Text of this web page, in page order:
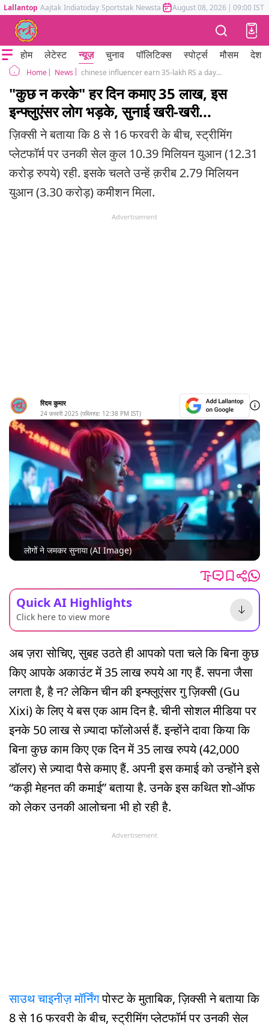
Lallantop Aajtak Indiatoday Sportstak Newstak Mumbai Tak Astrotak
August 08, 2026 | 09:00 IST
होम लेटेस्ट न्यूज़ चुनाव पॉलिटिक्स स्पोर्ट्स मौसम देश
Home News chinese influencer earn 35-lakh RS a day doing nothing
"कुछ न करके" हर दिन कमाए 35 लाख, इस
इन्फ्लुएंसर लोग भड़के, सुनाई खरी-खरी...
ज़िक्सी ने बताया कि 8 से 16 फरवरी के बीच, स्ट्रीमिंग
प्लेटफॉर्म पर उनकी सेल कुल 10.39 मिलियन युआन (12.31
करोड़ रुपये) रही. इसके चलते उन्हें क़रीब 2.79 मिलियन
युआन (3.30 करोड़) कमीशन मिला.
Advertisement
रिदम कुमार
24 फ़रवरी 2025 (पब्लिश्ड: 12:38 PM IST)
लोगों ने जमकर सुनाया (AI Image)
Quick AI Highlights
Click here to view more
अब ज़रा सोचिए, सुबह उठते ही आपको पता चले कि बिना कुछ
किए आपके अकाउंट में 35 लाख रुपये आ गए हैं. सपना जैसा
लगता है, है न? लेकिन चीन की इन्फ्लुएंसर गु ज़िक्सी (Gu
Xixi) के लिए ये बस एक आम दिन है. चीनी सोशल मीडिया पर
इनके 50 लाख से ज़्यादा फॉलोअर्स हैं. इन्होंने दावा किया कि
बिना कुछ काम किए एक दिन में 35 लाख रुपये (42,000
डॉलर) से ज़्यादा पैसे कमाए हैं. अपनी इस कमाई को उन्होंने इसे
“कड़ी मेहनत की कमाई” बताया है. उनके इस कथित शो-ऑफ
को लेकर उनकी आलोचना भी हो रही है.
Advertisement
साउथ चाइनीज़ मॉर्निंगपोस्ट के मुताबिक, ज़िक्सी ने बताया कि
8 से 16 फरवरी के बीच, स्ट्रीमिंग प्लेटफॉर्म पर उनकी सेल